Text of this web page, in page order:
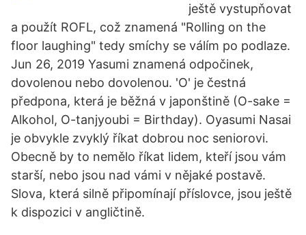
ještě vystupňovat
a použít ROFL, což znamená "Rolling on the
floor laughing" tedy smíchy se válím po podlaze.
Jun 26, 2019 Yasumi znamená odpočinek,
dovolenou nebo dovolenou. 'O' je čestná
předpona, která je běžná v japonštině (O-sake =
Alkohol, O-tanjyoubi = Birthday). Oyasumi Nasai
je obvykle zvyklý říkat dobrou noc seniorovi.
Obecně by to nemělo říkat lidem, kteří jsou vám
starší, nebo jsou nad vámi v nějaké postavě.
Slova, která silně připomínají příslovce, jsou ještě
k dispozici v angličtině.